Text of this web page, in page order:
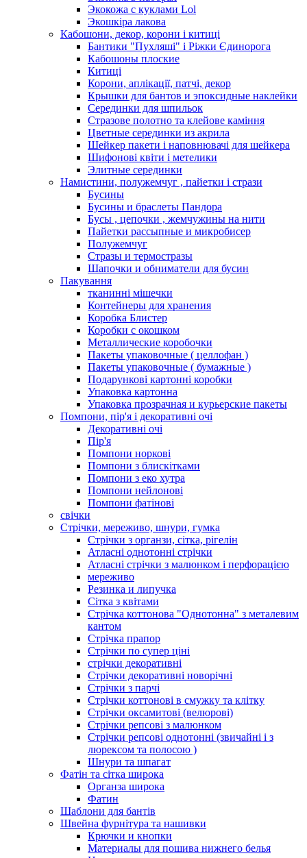
Экокожа с куклами Lol
Экошкiра лакова
Кабошони, декор, корони і китиці
Бантики "Пухляші" і Ріжки Єдинорога
Кабошоны плоские
Китиці
Корони, аплікації, патчі, декор
Крышки для бантов и эпоксидные наклейки
Серединки для шпильок
Стразове полотно та клейове каміння
Цветные серединки из акрила
Шейкер пакети і наповнювачі для шейкера
Шифонові квіти і метелики
Элитные серединки
Намистини, полужемчуг , пайетки і стрази
Бусины
Бусины и браслеты Пандора
Бусы , цепочки , жемчужины на нити
Пайетки рассыпные и микробисер
Полужемчуг
Стразы и термостразы
Шапочки и обниматели для бусин
Пакування
тканинні мішечки
Контейнеры для хранения
Коробка Блистер
Коробки с окошком
Металлические коробочки
Пакеты упаковочные ( целлофан )
Пакеты упаковочные ( бумажные )
Подарункові картонні коробки
Упаковка картонна
Упаковка прозрачная и курьерские пакеты
Помпони, пір'я і декоративні очі
Декоративні очі
Пір'я
Помпони норкові
Помпони з блискітками
Помпони з еко хутра
Помпони нейлонові
Помпони фатінові
свічки
Стрічки, мереживо, шнури, гумка
Стрічки з органзи, сітка, рігелін
Атласні однотонні стрічки
Атласні стрічки з малюнком і перфорацією
мереживо
Резинка и липучка
Сітка з квітами
Стрічка коттонова "Однотонна" з металевим
кантом
Стрічка прапор
Стрічки по супер ціні
стрічки декоративні
Стрічки декоративні новорічні
Стрічки з парчі
Стрічки коттонові в смужку та клітку
Стрічки оксамитові (велюрові)
Стрічки репсові з малюнком
Стрічки репсові однотонні (звичайні і з
люрексом та полосою )
Шнури та шпагат
Фатін та сітка широка
Органза широка
Фатин
Шаблони для бантів
Швейна фурнітура та нашивки
Крючки и кнопки
Материалы для пошива нижнего белья